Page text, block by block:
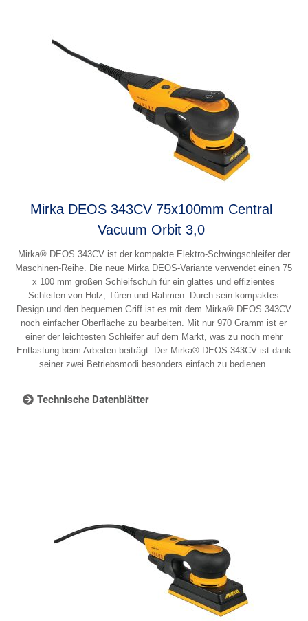
Mirka DEOS 343CV 75x100mm Central
Vacuum Orbit 3,0
Mirka® DEOS 343CV ist der kompakte Elektro-Schwingschleifer der
Maschinen-Reihe. Die neue Mirka DEOS-Variante verwendet einen 75
x 100 mm großen Schleifschuh für ein glattes und effizientes
Schleifen von Holz, Türen und Rahmen. Durch sein kompaktes
Design und den bequemen Griff ist es mit dem Mirka® DEOS 343CV
noch einfacher Oberfläche zu bearbeiten. Mit nur 970 Gramm ist er
einer der leichtesten Schleifer auf dem Markt, was zu noch mehr
Entlastung beim Arbeiten beiträgt. Der Mirka® DEOS 343CV ist dank
seiner zwei Betriebsmodi besonders einfach zu bedienen.
Technische Datenblätter